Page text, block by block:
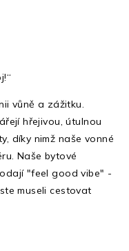
vůně a zážitku.
hřejivou, útulnou
díky nimž naše vonné
Naše bytové
"feel good vibe" -
museli cestovat